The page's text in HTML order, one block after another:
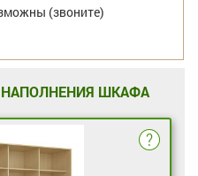
(звоните)
НАПОЛНЕНИЯ ШКАФА